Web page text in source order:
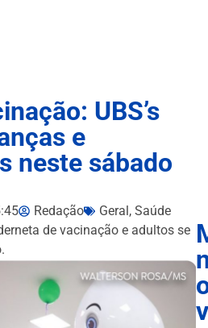
UBS’s
e
neste sábado
Redação Geral , Saúde
de vacinação e adultos se